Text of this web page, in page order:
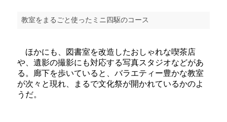
教室をまるごと使ったミニ四駆のコース
ほかにも、図書室を改造したおしゃれな喫茶店
や、遺影の撮影にも対応する写真スタジオなどがあ
る。廊下を歩いていると、バラエティー豊かな教室
が次々と現れ、まるで文化祭が開かれているかのよ
うだ。